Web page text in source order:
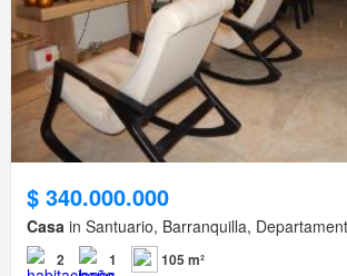
$ 340.000.000
Casa in Santuario, Barranquilla,
2 1 105 m²